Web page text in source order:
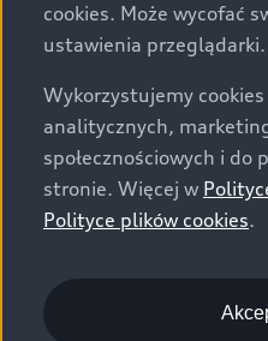
cookies. Może wycofać
ustawienia przeglądarki.
Wykorzystujemy
analitycznych,
społecznościowych i do
stronie. Więcej w
Polityce plików cookies.